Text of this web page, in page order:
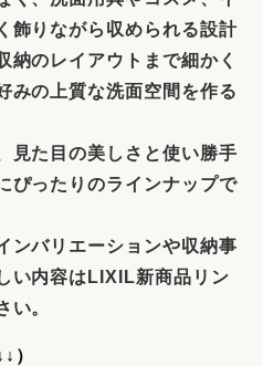
飾りながら収められる設計
納のレイアウトまで細かく
みの上質な洗面空間を作る
見た目の美しさと使い勝手
ぴったりのラインナップで
ンバリエーションや収納事
い内容はLIXIL新商品リン
い。
）